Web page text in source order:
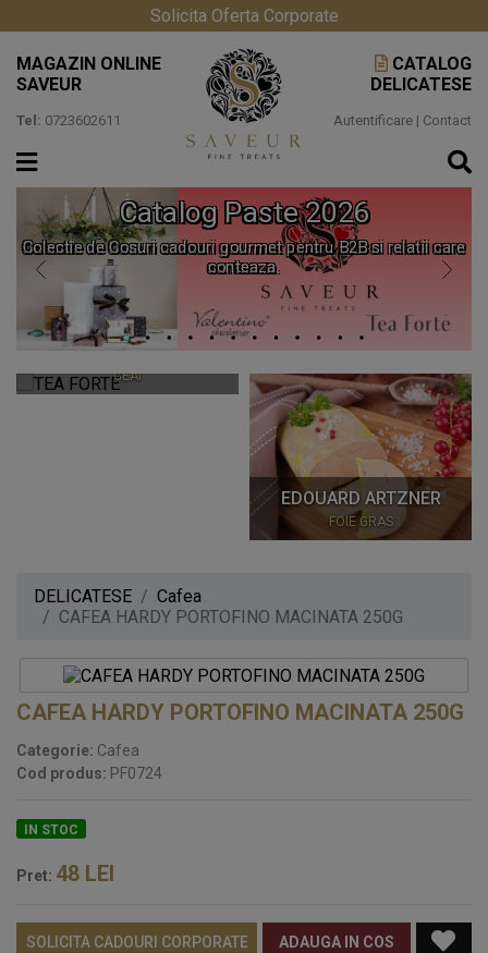
Solicita Oferta Corporate
MAGAZIN ONLINE
SAVEUR
Tel: 0723602611
CATALOG
DELICATESE
Autentificare | Contact
Catalog Paste 2026
Colectie de Cosuri cadouri gourmet pentru B2B si relatii care
conteaza.
TEA FORTE
CEAI
EDOUARD ARTZNER
FOIE GRAS
DELICATESE
Cafea
CAFEA HARDY PORTOFINO MACINATA 250G
CAFEA HARDY PORTOFINO MACINATA 250G
Categorie: Cafea
Cod produs: PF0724
IN STOC
Pret: 48 LEI
SOLICITA CADOURI CORPORATE ADAUGA IN COS